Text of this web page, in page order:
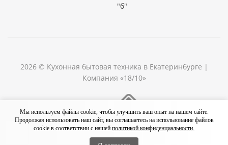
"б"
2026 © Кухонная бытовая техника в Екатеринбурге |
Компания «18/10»
Мы используем файлы cookie, чтобы улучшить ваш опыт на нашем сайте.
Продолжая использовать наш сайт, вы соглашаетесь на использование файлов
cookie в соответствии с нашей политикой конфиденциальности.